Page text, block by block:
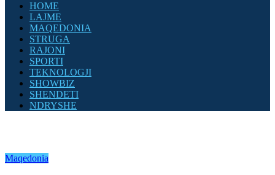
HOME
LAJME
MAQEDONIA
STRUGA
RAJONI
SPORTI
TEKNOLOGJI
SHOWBIZ
SHENDETI
NDRYSHE
Maqedonia